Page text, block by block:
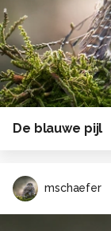
De blauwe pijl
mschaefer